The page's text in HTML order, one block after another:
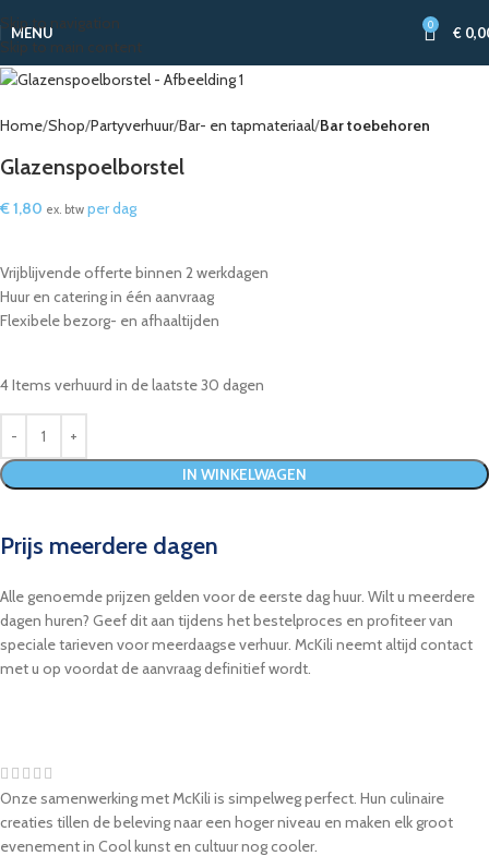
Skip to navigation
Skip to main content
MENU 0 €
Home Shop Partyverhuur Bar- en tapmateriaal Bar toebehoren
Glazenspoelborstel
€1,80 ex. btw per dag
Vrijblijvende offerte binnen 2 werkdagen
Huur en catering in één aanvraag
Flexibele bezorg- en afhaaltijden
4Items verhuurd in de laatste 30 dagen
IN WINKELWAGEN
Prijs meerdere dagen
Alle genoemde prijzen gelden voor de eerste dag huur. Wilt u meerdere
dagen huren? Geef dit aan tijdens het bestelproces en profiteer van
speciale tarieven voor meerdaagse verhuur. McKili neemt altijd contact
met u op voordat de aanvraag definitief wordt.
Onze samenwerking met McKili is simpelweg perfect. Hun culinaire
creaties tillen de beleving naar een hoger niveau en maken elk groot
evenement in Cool kunst en cultuur nog cooler.